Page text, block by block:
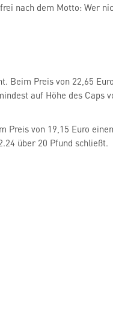
nach dem Motto: Wer
Beim Preis von 22,65
auf Höhe des Caps
von 19,15 Euro
über 20 Pfund schließt.